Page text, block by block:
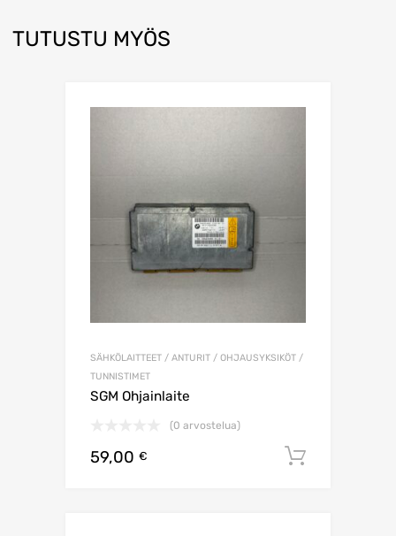
TUTUSTU MYÖS
SÄHKÖLAITTEET / ANTURIT / OHJAUSYKSIKÖT /
TUNNISTIMET
SGM Ohjainlaite
(0 arvostelua)
59,00 €